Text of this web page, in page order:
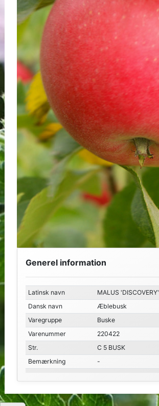
Generel information
Latinsk navn
MALUS 'DISCOVERY'
Dansk navn
Æblebusk
Varegruppe
Buske
Varenummer
220422
Str.
C 5 BUSK
Bemærkning
-